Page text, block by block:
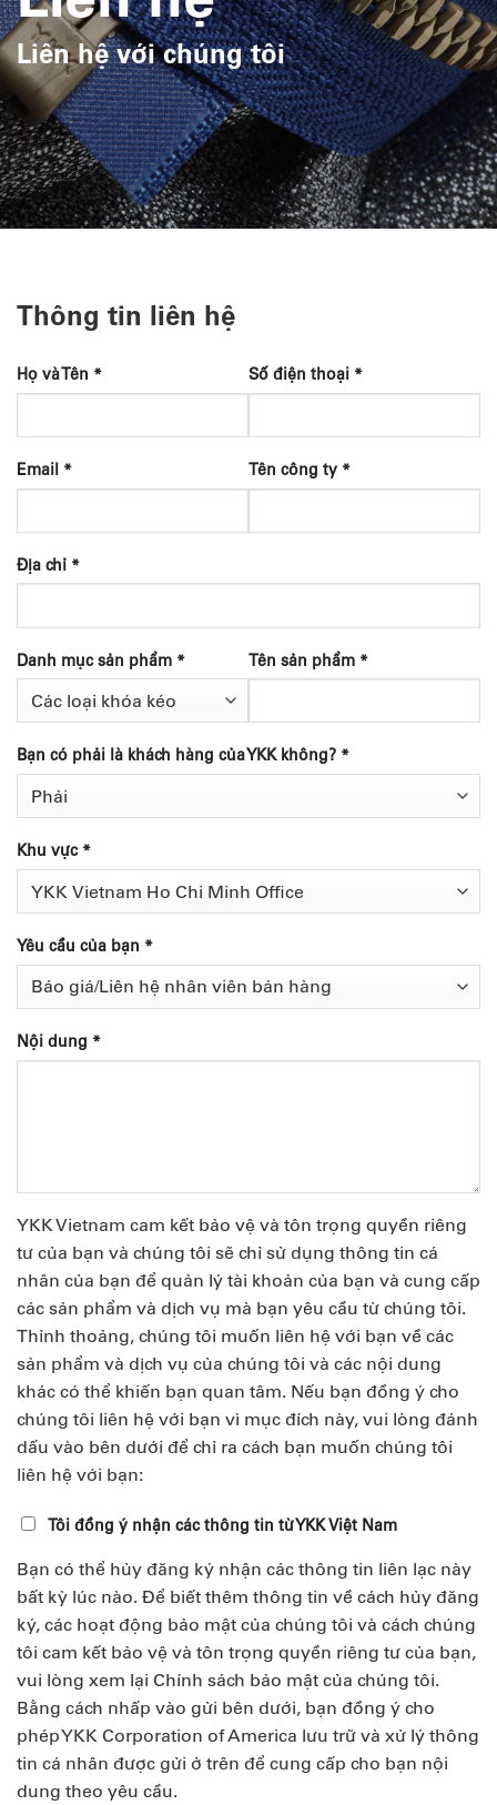
Liên hệ với chúng tôi
Thông tin liên hệ
Họ và Tên * Số điện thoại *
Email * Tên công ty *
Địa chỉ *
Danh mục sản phẩm * Tên sản phẩm *
Bạn có phải là khách hàng của YKK không? *
Khu vực *
Yêu cầu của bạn *
Nội dung *
YKK Vietnam cam kết bảo vệ và tôn trọng quyền riêng
tư của bạn và chúng tôi sẽ chỉ sử dụng thông tin cá
nhân của bạn để quản lý tài khoản của bạn và cung cấp
các sản phẩm và dịch vụ mà bạn yêu cầu từ chúng tôi.
Thỉnh thoảng, chúng tôi muốn liên hệ với bạn về các
sản phẩm và dịch vụ của chúng tôi và các nội dung
khác có thể khiến bạn quan tâm. Nếu bạn đồng ý cho
chúng tôi liên hệ với bạn vì mục đích này, vui lòng đánh
dấu vào bên dưới để chỉ ra cách bạn muốn chúng tôi
liên hệ với bạn:
Tôi đồng ý nhận các thông tin từ YKK Việt Nam
Bạn có thể hủy đăng ký nhận các thông tin liên lạc này
bất kỳ lúc nào. Để biết thêm thông tin về cách hủy đăng
ký, các hoạt động bảo mật của chúng tôi và cách chúng
tôi cam kết bảo vệ và tôn trọng quyền riêng tư của bạn,
vui lòng xem lại Chính sách bảo mật của chúng tôi.
Bằng cách nhấp vào gửi bên dưới, bạn đồng ý cho
phép YKK Corporation of America lưu trữ và xử lý thông
tin cá nhân được gửi ở trên để cung cấp cho bạn nội
dung theo yêu cầu.